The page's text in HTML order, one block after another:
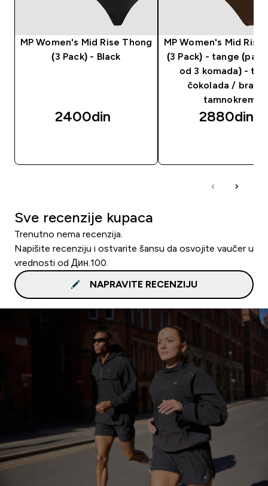
MP Women's Mid Rise Thong
(3 Pack) - Black
2400din‎
MP Women's Mid Rise
(3 Pack) - tange
od 3 komada) -
čokolada /
tamnokrem
2880din‎
Sve recenzije kupaca
Trenutno nema recenzija.
Napišite recenziju i ostvarite šansu da osvojite vaučer u
vrednosti od Дин.100.
NAPRAVITE RECENZIJU